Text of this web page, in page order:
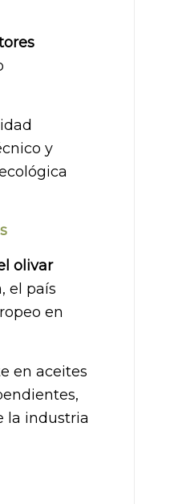
y
olivar
el país
en
en aceites
la industria